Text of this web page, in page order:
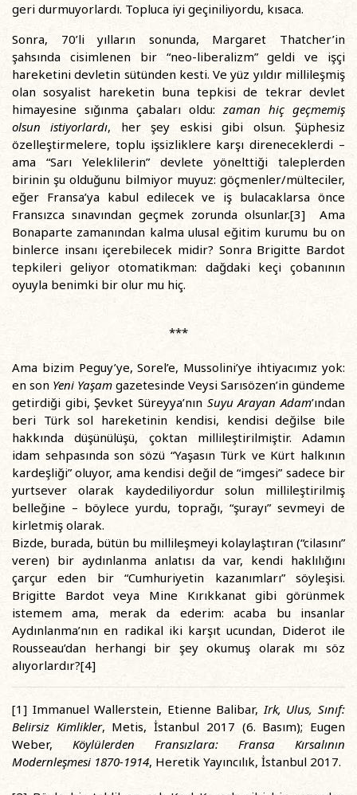
geri durmuyorlardı. Topluca iyi geçiniliyordu, kısaca.
Sonra, 70’li yılların sonunda, Margaret Thatcher’in
şahsında cisimlenen bir “neo-liberalizm” geldi ve işçi
hareketini devletin sütünden kesti. Ve yüz yıldır millileşmiş
olan sosyalist hareketin buna tepkisi de tekrar devlet
himayesine sığınma çabaları oldu:zaman hiç geçmemiş
olsun istiyorlardı, her şey eskisi gibi olsun. Şüphesiz
özelleştirmelere, toplu işsizliklere karşı direneceklerdi –
ama “Sarı Yeleklilerin” devlete yönelttiği taleplerden
birinin şu olduğunu bilmiyor muyuz: göçmenler/mülteciler,
eğer Fransa’ya kabul edilecek ve iş bulacaklarsa önce
Fransızca sınavından geçmek zorunda olsunlar.[3] Ama
Bonaparte zamanından kalma ulusal eğitim kurumu bu on
binlerce insanı içerebilecek midir? Sonra Brigitte Bardot
tepkileri geliyor otomatikman: dağdaki keçi çobanının
oyuyla benimki bir olur mu hiç.
***
Ama bizim Peguy’ye, Sorel’e, Mussolini’ye ihtiyacımız yok:
en son Yeni Yaşam gazetesinde Veysi Sarısözen’in gündeme
getirdiği gibi, Şevket Süreyya’nın Suyu Arayan Adam’ından
beri Türk sol hareketinin kendisi, kendisi değilse bile
hakkında düşünülüşü, çoktan millileştirilmiştir. Adamın
idam sehpasında son sözü “Yaşasın Türk ve Kürt halkının
kardeşliği” oluyor, ama kendisi değil de “imgesi” sadece bir
yurtsever olarak kaydediliyordur solun millileştirilmiş
belleğine – böylece yurdu, toprağı, “şurayı” sevmeyi de
kirletmiş olarak.
Bizde, burada, bütün bu millileşmeyi kolaylaştıran (“cilasını”
veren) bir aydınlanma anlatısı da var, kendi haklılığını
çarçur eden bir “Cumhuriyetin kazanımları” söyleşisi.
Brigitte Bardot veya Mine Kırıkkanat gibi görünmek
istemem ama, merak da ederim: acaba bu insanlar
Aydınlanma’nın en radikal iki karşıt ucundan, Diderot ile
Rousseau’dan herhangi bir şey okumuş olarak mı söz
alıyorlardır?[4]
[1] Immanuel Wallerstein, Etienne Balibar,Irk, Ulus, Sınıf:
Belirsiz Kimlikler, Metis, İstanbul 2017 (6. Basım); Eugen
Weber, Köylülerden Fransızlara: Fransa Kırsalının
Modernleşmesi 1870-1914, Heretik Yayıncılık, İstanbul 2017.